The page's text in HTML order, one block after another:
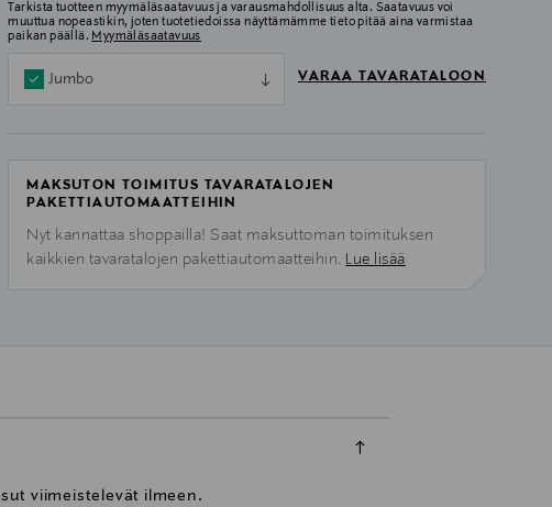
Tarkista tuotteen myymäläsaatavuus ja varausmahdollisuus alta. Saatavuus voi
muuttua nopeastikin, joten tuotetiedoissa näyttämämme tieto pitää aina varmistaa
paikan päällä. Myymäläsaatavuus
Jumbo VARAA TAVARATALOON
MAKSUTON TOIMITUS TAVARATALOJEN
PAKETTIAUTOMAATTEIHIN
Nyt kannattaa shoppailla! Saat maksuttoman toimituksen
kaikkien tavaratalojen pakettiautomaatteihin. Lue lisää
viimeistelevät ilmeen.